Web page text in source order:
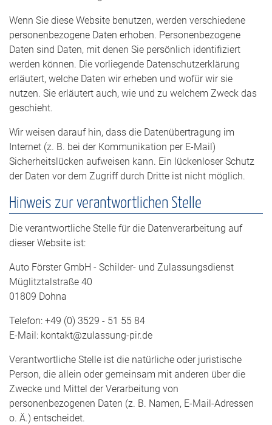
Wenn Sie diese Website benutzen, werden verschiedene
personenbezogene Daten erhoben. Personenbezogene
Daten sind Daten, mit denen Sie persönlich identifiziert
werden können. Die vorliegende Datenschutzerklärung
erläutert, welche Daten wir erheben und wofür wir sie
nutzen. Sie erläutert auch, wie und zu welchem Zweck das
geschieht.
Wir weisen darauf hin, dass die Datenübertragung im
Internet (z. B. bei der Kommunikation per E-Mail)
Sicherheitslücken aufweisen kann. Ein lückenloser Schutz
der Daten vor dem Zugriff durch Dritte ist nicht möglich.
Hinweis zur verantwortlichen Stelle
Die verantwortliche Stelle für die Datenverarbeitung auf
dieser Website ist:
Auto Förster GmbH - Schilder- und Zulassungsdienst
Müglitztalstraße 40
01809 Dohna
Telefon: +49 (0) 3529 - 51 55 84
E-Mail: kontakt@zulassung-pir.de
Verantwortliche Stelle ist die natürliche oder juristische
Person, die allein oder gemeinsam mit anderen über die
Zwecke und Mittel der Verarbeitung von
personenbezogenen Daten (z. B. Namen, E-Mail-Adressen
o. Ä.) entscheidet.